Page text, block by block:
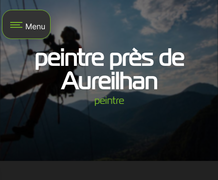
Menu
peintre près de
Aureilhan
peintre
Panneau de gestion des cookies